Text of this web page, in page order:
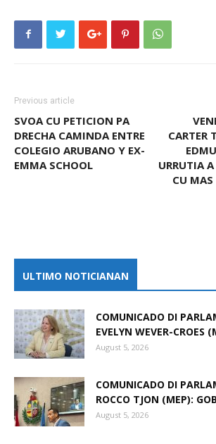
Previous article
SVOA CU PETICION PA
DRECHA CAMINDA ENTRE
COLEGIO ARUBANO Y EX-
EMMA SCHOOL
CARTER
URRUTIA
CU
ULTIMO NOTICIANAN
COMUNICADO DI
EVELYN WEVER-CROES
August 5, 2026
COMUNICADO DI
ROCCO TJON (MEP):
August 5, 2026